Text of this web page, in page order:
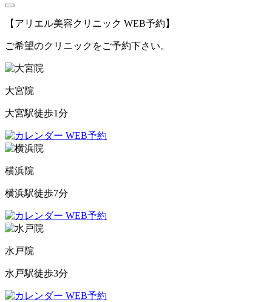
【アリエル美容クリニック WEB予約】
ご希望のクリニックをご予約下さい。
大宮院
大宮駅徒歩1分
WEB予約
横浜院
横浜駅徒歩7分
WEB予約
水戸院
水戸駅徒歩3分
WEB予約